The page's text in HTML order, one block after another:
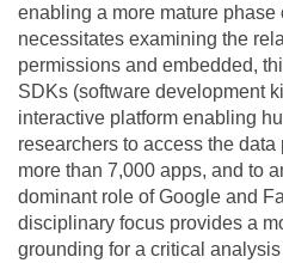
enabling a more mature phase
necessitates examining the
permissions and embedded,
SDKs (software development
interactive platform enabling
researchers to access the
more than 7,000 apps, and to
dominant role of Google and
disciplinary focus provides a
grounding for a critical